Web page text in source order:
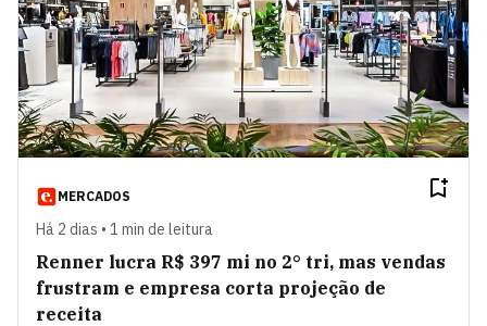
MERCADOS
Há 2 dias • 1 min de leitura
Renner lucra R$ 397 mi no 2° tri, mas vendas
frustram e empresa corta projeção de
receita